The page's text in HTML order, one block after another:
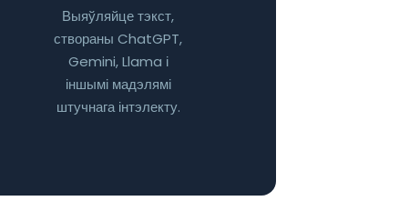
Выяўляйце тэкст,
створаны ChatGPT,
Gemini, Llama і
іншымі мадэлямі
штучнага інтэлекту.